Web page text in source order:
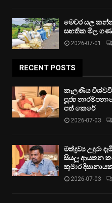
මෙවර යල
සහතික මිල
2026-07-01
RECENT POSTS
කැලණිය
පූජ්‍ය
පත් කෙරේ
2026-07-03
මත්ද්‍රව්‍ය උදුරා
සියලු ආයතන
කුමාර
2026-07-03